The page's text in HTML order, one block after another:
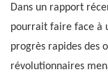
Dans un rapport
pourrait faire face à
progrès rapides des
révolutionnaires